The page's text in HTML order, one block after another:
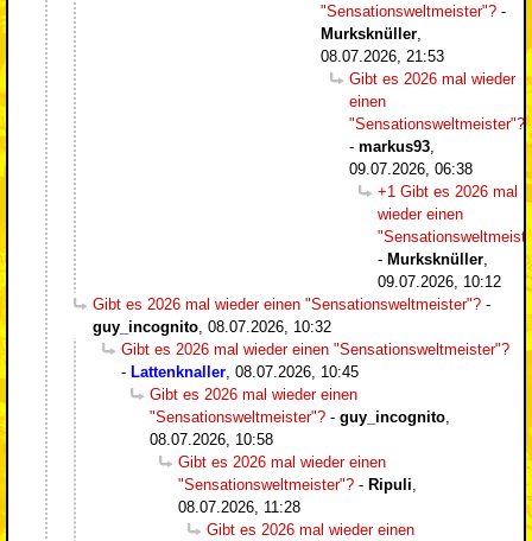
"Sensationsweltmeister"? -
Murksknüller
08.07.2026, 21:53
Gibt es 2026 mal wieder
einen
"Sensationsweltmeister"?
- markus93
09.07.2026, 06:38
+1 Gibt es 2026 mal
wieder einen
- Murksknüller
09.07.2026, 10:12
Gibt es 2026 mal wieder einen "Sensationsweltmeister"? -
guy_incognito 08.07.2026, 10:32
Gibt es 2026 mal wieder einen "Sensationsweltmeister"?
- Lattenknaller 08.07.2026, 10:45
Gibt es 2026 mal wieder einen
"Sensationsweltmeister"? - guy_incognito
08.07.2026, 10:58
Gibt es 2026 mal wieder einen
"Sensationsweltmeister"? - Ripuli
08.07.2026, 11:28
Gibt es 2026 mal wieder einen